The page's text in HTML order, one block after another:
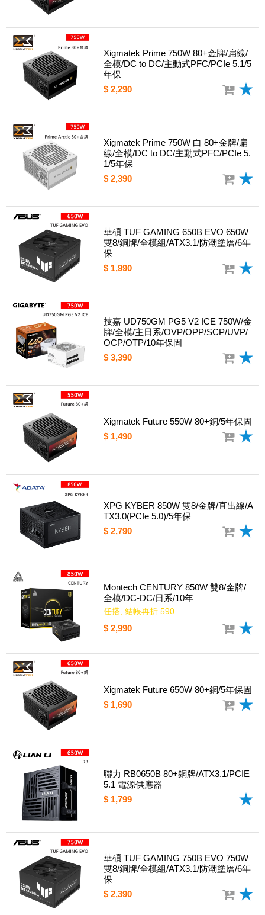
Xigmatek Prime 750W 80+金牌/扁線/
全模/DC to DC/主動式PFC/PCIe 5.1/5
年保
$ 2,290
Xigmatek Prime 750W 白 80+金牌/扁
線/全模/DC to DC/主動式PFC/PCIe 5.
1/5年保
$ 2,390
華碩 TUF GAMING 650B EVO 650W
雙8/銅牌/全模組/ATX3.1/防潮塗層/6年
保
$ 1,990
技嘉 UD750GM PG5 V2 ICE 750W/金
牌/全模/主日系/OVP/OPP/SCP/UVP/
OCP/OTP/10年保固
$ 3,390
Xigmatek Future 550W 80+銅/5年保固
$ 1,490
XPG KYBER 850W 雙8/金牌/直出線/A
TX3.0(PCIe 5.0)/5年保
$ 2,790
Montech CENTURY 850W 雙8/金牌/
全模/DC-DC/日系/10年
任搭, 結帳再折 590
$ 2,990
Xigmatek Future 650W 80+銅/5年保固
$ 1,690
聯力 RB0650B 80+銅牌/ATX3.1/PCIE
5.1 電源供應器
$ 1,799
華碩 TUF GAMING 750B EVO 750W
雙8/銅牌/全模組/ATX3.1/防潮塗層/6年
保
$ 2,390